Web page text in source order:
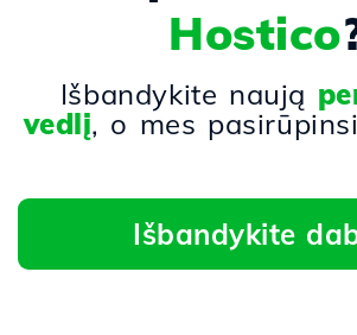
Hostico
Išbandykite naują
vedlį, o mes
Išbandykite